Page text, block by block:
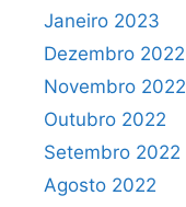
Janeiro 2023
Dezembro 2022
Novembro 2022
Outubro 2022
Setembro 2022
Agosto 2022